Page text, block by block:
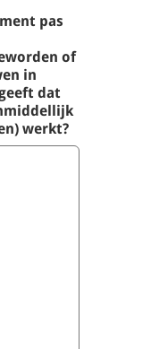
pas
of
in
dat
werkt?